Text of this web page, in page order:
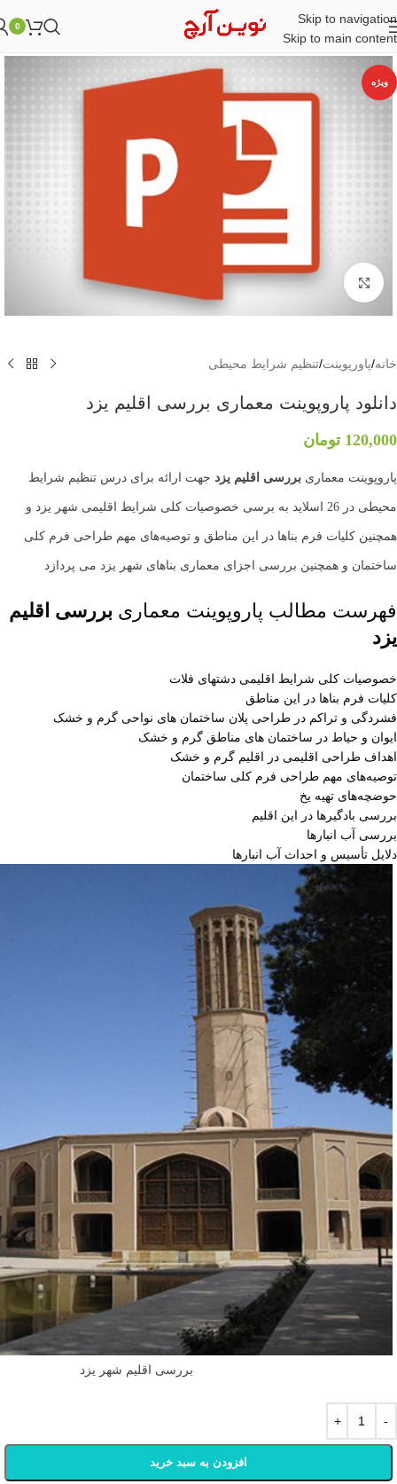
Skip to navigation
Skip to main content
0
ویژه
بزرگنمایی تصویر
خانه/پاورپوینت/تنظیم شرایط محیطی
دانلود پاروپوینت معماری بررسی اقلیم یزد
120,000 تومان
پاروپوینت معماری بررسی اقلیم یزد جهت ارائه برای درس تنظیم شرایط
محیطی در 26 اسلاید به برسی خصوصیات کلی شرایط اقلیمی شهر یزد و
همچنین کلیات فرم بناها در این مناطق و توصیه‌های مهم طراحی فرم کلی
ساختمان و همچنین بررسی اجزای معماری بناهای شهر یزد می پردازد
فهرست مطالب پاروپوینت معماری بررسی اقلیم
یزد
خصوصیات کلی شرایط اقلیمی دشتهای فلات
کلیات فرم بناها در این مناطق
فشردگی و تراکم در طراحی پلان ساختمان های نواحی گرم و خشک
ایوان و حیاط در ساختمان های مناطق گرم و خشک
اهداف طراحی اقلیمی در اقلیم گرم و خشک
توصیه‌های مهم طراحی فرم کلی ساختمان
حوضچه‌های تهیه یخ
بررسی بادگیرها در این اقلیم
بررسی آب انبارها
دلایل تأسیس و احداث آب انبارها
بررسی اقلیم شهر یزد
افزودن به سبد خرید